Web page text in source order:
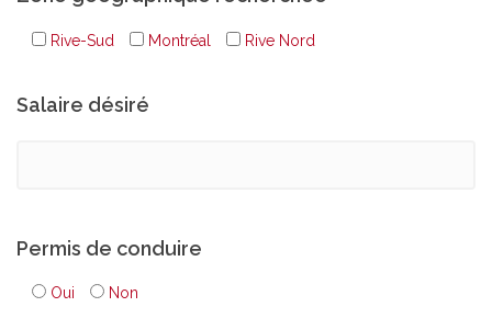
Rive-Sud Montréal Rive Nord
Salaire désiré
Permis de conduire
Oui Non